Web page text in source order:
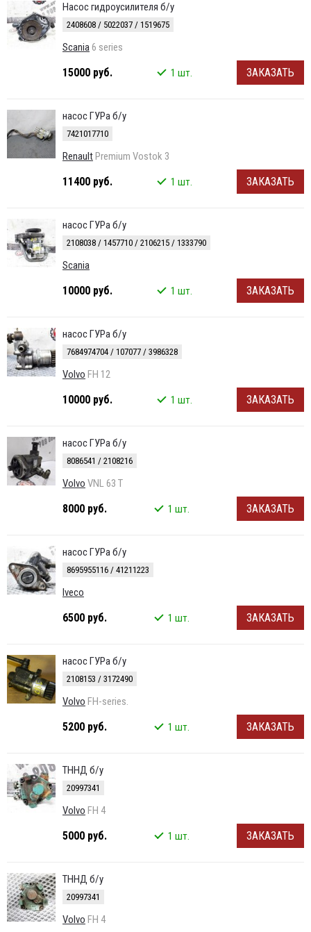
Насос гидроусилителя б/у
2408608 / 5022037 / 1519675
Scania6 series
15000 руб. 1 шт. ЗАКАЗАТЬ
насос ГУРа б/у
7421017710
RenaultPremium Vostok 3
11400 руб. 1 шт. ЗАКАЗАТЬ
насос ГУРа б/у
2108038 / 1457710 / 2106215 / 1333790
Scania
10000 руб. 1 шт. ЗАКАЗАТЬ
насос ГУРа б/у
7684974704 / 107077 / 3986328
Volvo FH 12
10000 руб. 1 шт. ЗАКАЗАТЬ
насос ГУРа б/у
8086541 / 2108216
Volvo VNL 63 T
8000 руб. 1 шт. ЗАКАЗАТЬ
насос ГУРа б/у
8695955116 / 41211223
Iveco
6500 руб. 1 шт. ЗАКАЗАТЬ
насос ГУРа б/у
2108153 / 3172490
Volvo FH-series.
5200 руб. 1 шт. ЗАКАЗАТЬ
ТННД б/у
20997341
Volvo FH 4
5000 руб. 1 шт. ЗАКАЗАТЬ
ТННД б/у
20997341
Volvo FH 4